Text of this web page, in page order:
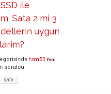
ile
Sata 2 mi 3
uygun
fsm53 Yeni
soruldu
sata